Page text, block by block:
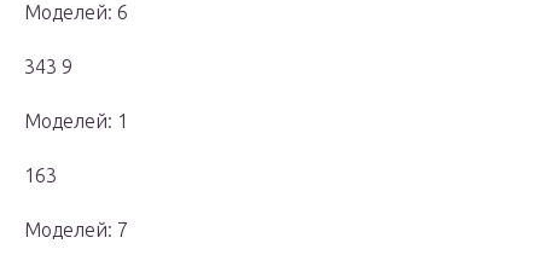
Моделей: 6
343 9
Моделей: 1
163
Моделей: 7